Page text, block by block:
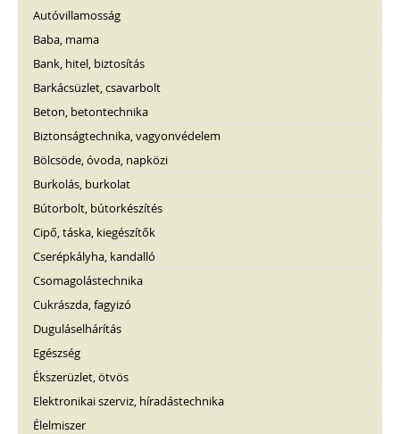
Autóvillamosság
Baba, mama
Bank, hitel, biztosítás
Barkácsüzlet, csavarbolt
Beton, betontechnika
Biztonságtechnika, vagyonvédelem
Bölcsöde, óvoda, napközi
Burkolás, burkolat
Bútorbolt, bútorkészítés
Cipő, táska, kiegészítők
Cserépkályha, kandalló
Csomagolástechnika
Cukrászda, fagyizó
Duguláselhárítás
Egészség
Ékszerüzlet, ötvös
Elektronikai szerviz, híradástechnika
Élelmiszer